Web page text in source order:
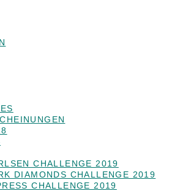
CHALLENGE 2019
DIAMONDS CHALLENGE 2019
CHALLENGE 2019